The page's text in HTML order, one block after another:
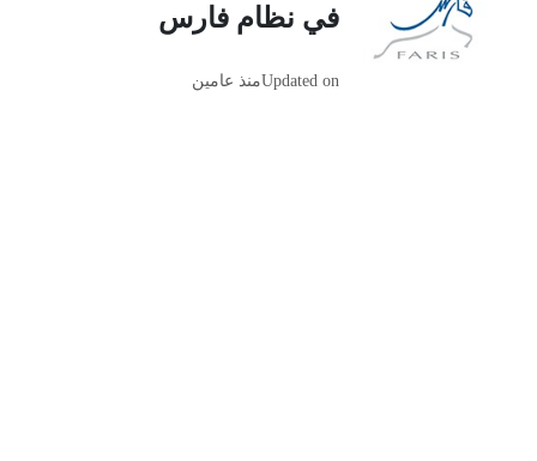
في نظام فارس
Updated onمنذ عامين